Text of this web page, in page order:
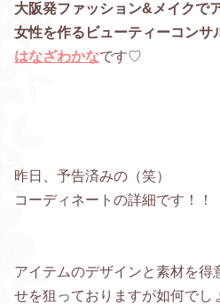
大阪発ファッション&メイクで
女性を作る ビューティーコンサ
はなざわかなです♡
昨日、予告済みの（笑）
コーディネートの詳細です！！
アイテムのデザインと素材を得
せを狙っておりますが如何でし